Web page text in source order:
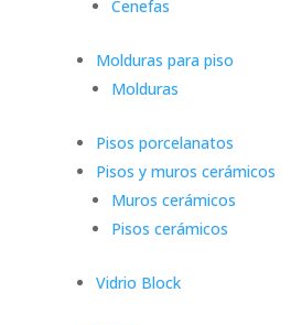
Cenefas
Molduras para piso
Molduras
Pisos porcelanatos
Pisos y muros cerámicos
Muros cerámicos
Pisos cerámicos
Vidrio Block